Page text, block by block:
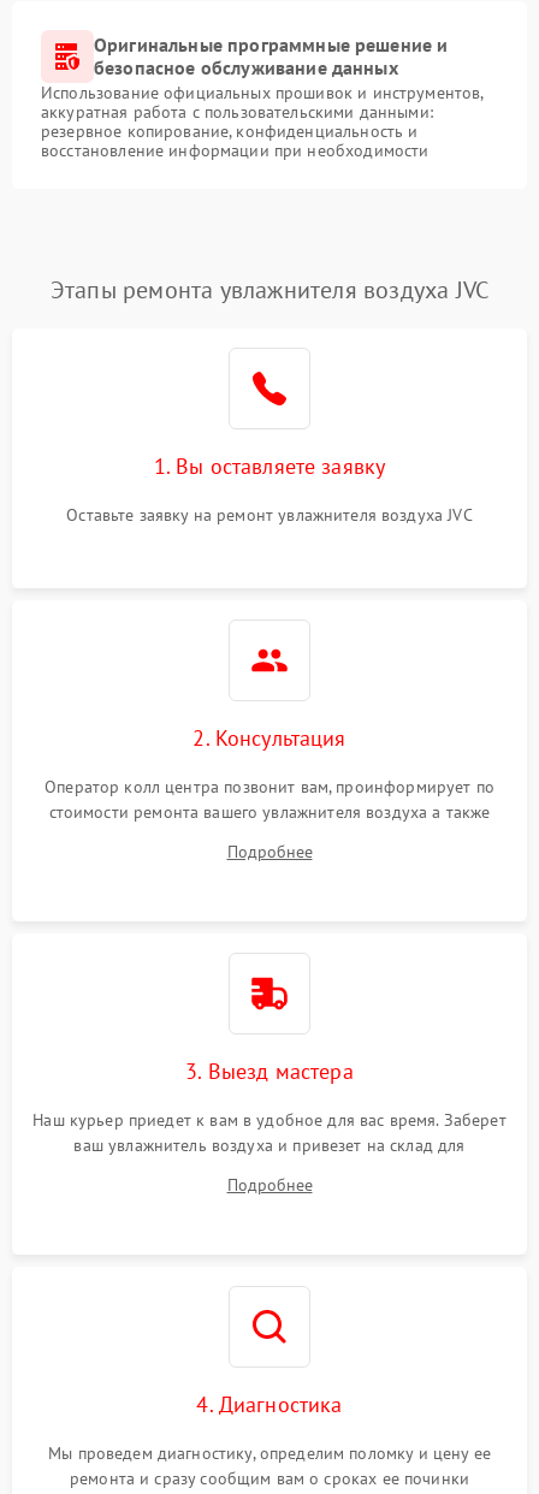
Оригинальные программные решение и
безопасное обслуживание данных
Использование официальных прошивок и инструментов,
аккуратная работа с пользовательскими данными:
резервное копирование, конфиденциальность и
восстановление информации при необходимости
Этапы ремонта увлажнителя воздуха JVC
1. Вы оставляете заявку
Оставьте заявку на ремонт увлажнителя воздуха JVC
2. Консультация
Оператор колл центра позвонит вам, проинформирует по
стоимости ремонта вашего увлажнителя воздуха а также
Подробнее
3. Выезд мастера
Наш курьер приедет к вам в удобное для вас время. Заберет
ваш увлажнитель воздуха и привезет на склад для
Подробнее
4. Диагностика
Мы проведем диагностику, определим поломку и цену ее
ремонта и сразу сообщим вам о сроках ее починки